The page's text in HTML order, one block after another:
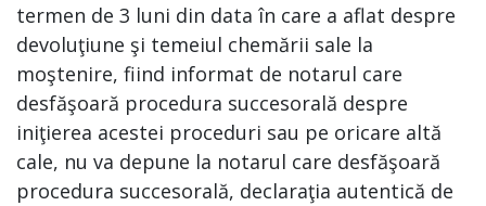
termen de 3 luni din data în care a aflat despre
devoluţiune şi temeiul chemării sale la
moştenire, fiind informat de notarul care
desfăşoară procedura succesorală despre
iniţierea acestei proceduri sau pe oricare altă
cale, nu va depune la notarul care desfăşoară
procedura succesorală, declaraţia autentică de